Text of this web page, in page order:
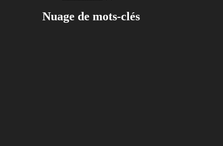
Nuage de mots-clés